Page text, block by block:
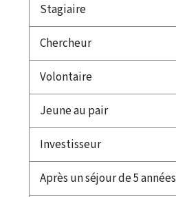
Stagiaire
Chercheur
Volontaire
Jeune au pair
Investisseur
Après un séjour de 5 années